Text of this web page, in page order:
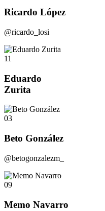
Ricardo López
@ricardo_losi
11
Eduardo
Zurita
03
Beto González
@betogonzalezm_
09
Memo Navarro